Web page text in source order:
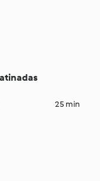
25 min